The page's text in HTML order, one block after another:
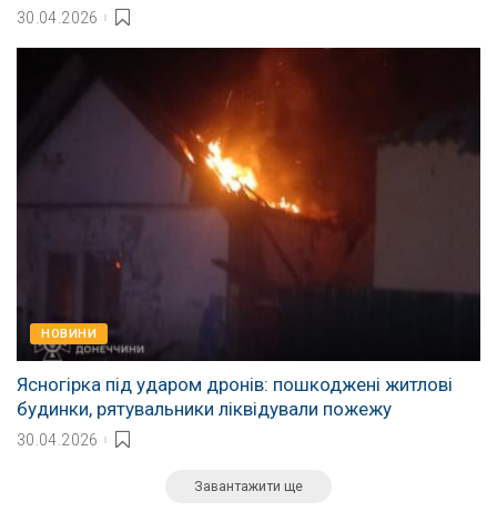
30.04.2026
НОВИНИ
Ясногірка під ударом дронів: пошкоджені житлові
будинки, рятувальники ліквідували пожежу
30.04.2026
Завантажити ще